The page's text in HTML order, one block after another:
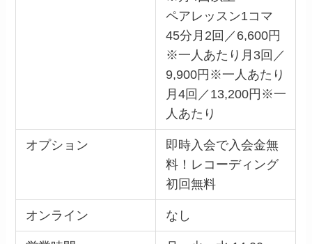
ペアレッスン1コマ
45分月2回／6,600円
※一人あたり月3回／
9,900円※一人あたり
月4回／13,200円※一
人あたり
オプション
即時入会で入会金無
料！レコーディング
初回無料
オンライン なし